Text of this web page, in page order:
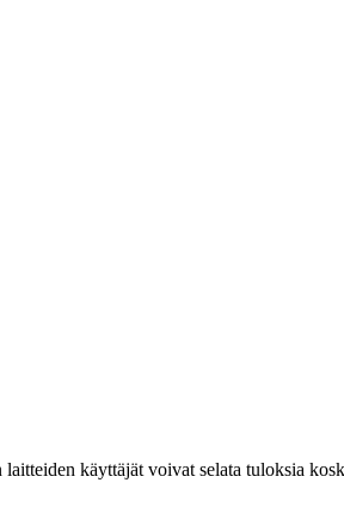
käyttäjät voivat selata tuloksia